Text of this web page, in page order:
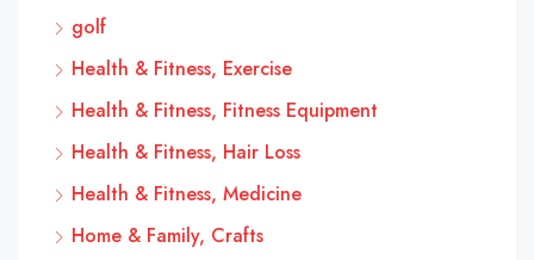
golf
Health & Fitness, Exercise
Health & Fitness, Fitness Equipment
Health & Fitness, Hair Loss
Health & Fitness, Medicine
Home & Family, Crafts